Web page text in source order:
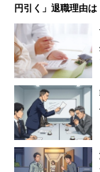
円引く」退職理由は
売り上げてボーナス
た女性【後編】